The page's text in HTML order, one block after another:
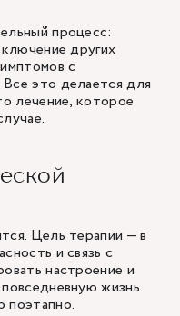
процесс:
других
с
это делается для
лечение, которое
Цель терапии — в
и связь с
настроение и
жизнь.
поэтапно.